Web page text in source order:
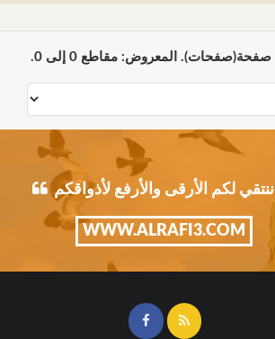
ننتقي لكم الأرقى والأرفع لأذواقكم
WWW.ALRAFI3.COM